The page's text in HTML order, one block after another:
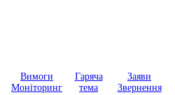
Вимоги
Моніторинг
Гаряча
тема
Заяви
Звернення